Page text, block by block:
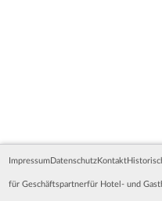
Impressum Datenschutz Kontakt
für Geschäftspartnerfür Hotel- und